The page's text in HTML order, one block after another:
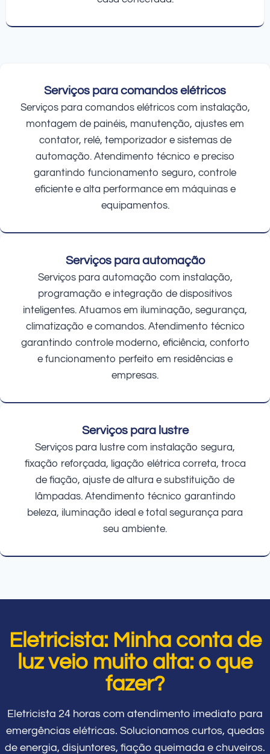
Serviços para comandos elétricos
Serviços para comandos elétricos com instalação,
montagem de painéis, manutenção, ajustes em
contator, relé, temporizador e sistemas de
automação. Atendimento técnico e preciso
garantindo funcionamento seguro, controle
eficiente e alta performance em máquinas e
equipamentos.
Serviços para automação
Serviços para automação com instalação,
programação e integração de dispositivos
inteligentes. Atuamos em iluminação, segurança,
climatização e comandos. Atendimento técnico
garantindo controle moderno, eficiência, conforto
e funcionamento perfeito em residências e
empresas.
Serviços para lustre
Serviços para lustre com instalação segura,
fixação reforçada, ligação elétrica correta, troca
de fiação, ajuste de altura e substituição de
lâmpadas. Atendimento técnico garantindo
beleza, iluminação ideal e total segurança para
seu ambiente.
Eletricista: Minha conta de
luz veio muito alta: o que
fazer?
Eletricista 24 horas com atendimento imediato para
emergências elétricas. Solucionamos curtos, quedas
de energia, disjuntores, fiação queimada e chuveiros.